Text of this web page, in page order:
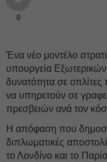
0
Ένα νέο μοντέλο
υπουργεία Εξωτερικών
δυνατότητα σε οπλίτες
να υπηρετούν σε
πρεσβειών ανά τον
Η απόφαση που
διπλωματικές
το Λονδίνο και το